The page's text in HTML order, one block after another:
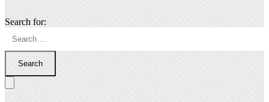
Search for:
Search